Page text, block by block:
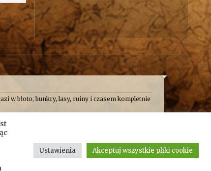
w błoto, bunkry, lasy, ruiny i czasem kompletnie
się w bagnach, kopiemy z archeologami,
mokradeł.
całkiem wzruszająca, a czasem poważna.
Ustawienia Akceptuj wszystkie pliki cookie